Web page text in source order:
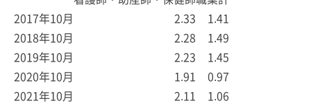
2017年10月
2.33
1.41
2018年10月
2.28
1.49
2019年10月
2.23
1.45
2020年10月
1.91
0.97
2021年10月
2.11
1.06